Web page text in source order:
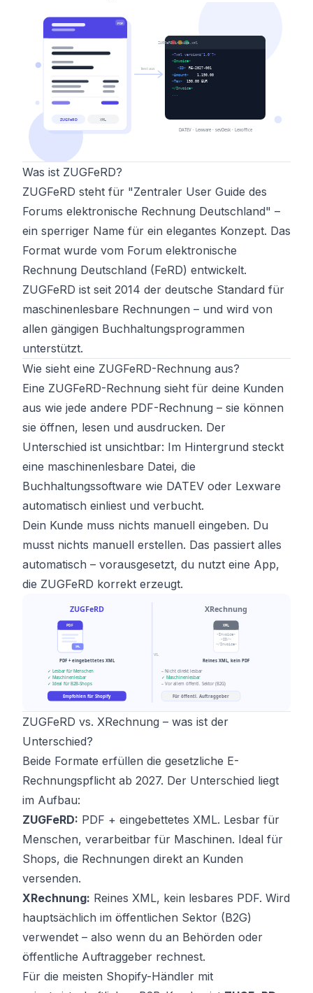
Was ist ZUGFeRD?
ZUGFeRD steht für "Zentraler User Guide des
Forums elektronische Rechnung Deutschland" –
ein sperriger Name für ein elegantes Konzept. Das
Format wurde vom Forum elektronische
Rechnung Deutschland (FeRD) entwickelt.
ZUGFeRD ist seit 2014 der deutsche Standard für
maschinenlesbare Rechnungen – und wird von
allen gängigen Buchhaltungsprogrammen
unterstützt.
Wie sieht eine ZUGFeRD-Rechnung aus?
Eine ZUGFeRD-Rechnung sieht für deine Kunden
aus wie jede andere PDF-Rechnung – sie können
sie öffnen, lesen und ausdrucken. Der
Unterschied ist unsichtbar: Im Hintergrund steckt
eine maschinenlesbare Datei, die
Buchhaltungssoftware wie DATEV oder Lexware
automatisch einliest und verbucht.
Dein Kunde muss nichts manuell eingeben. Du
musst nichts manuell erstellen. Das passiert alles
automatisch – vorausgesetzt, du nutzt eine App,
die ZUGFeRD korrekt erzeugt.
ZUGFeRD vs. XRechnung – was ist der
Unterschied?
Beide Formate erfüllen die gesetzliche E-
Rechnungspflicht ab 2027. Der Unterschied liegt
im Aufbau:
ZUGFeRD: PDF + eingebettetes XML. Lesbar für
Menschen, verarbeitbar für Maschinen. Ideal für
Shops, die Rechnungen direkt an Kunden
versenden.
XRechnung: Reines XML, kein lesbares PDF. Wird
hauptsächlich im öffentlichen Sektor (B2G)
verwendet – also wenn du an Behörden oder
öffentliche Auftraggeber rechnest.
Für die meisten Shopify-Händler mit